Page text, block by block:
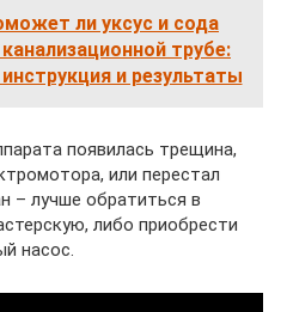
ли уксус и сода
трубе:
и результаты
появилась трещина,
или перестал
– лучше обратиться в
либо приобрести
насос.